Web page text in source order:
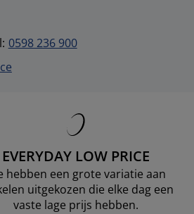
: 0598 236 900
EVERYDAY LOW PRICE
hebben een grote variatie aan
uitgekozen die elke dag een
vaste lage prijs hebben.